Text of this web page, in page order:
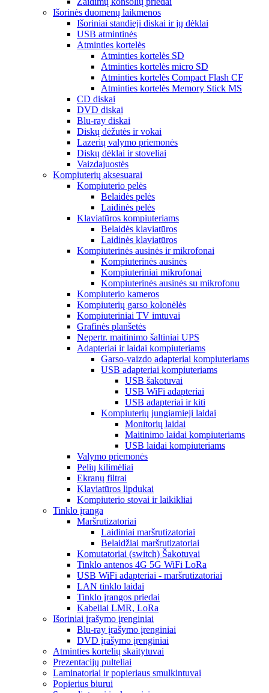
Išorinės duomenų laikmenos
Išoriniai standieji diskai ir jų dėklai
USB atmintinės
Atminties kortelės
Atminties kortelės SD
Atminties kortelės micro SD
Atminties kortelės Compact Flash CF
Atminties kortelės Memory Stick MS
CD diskai
DVD diskai
Blu-ray diskai
Diskų dėžutės ir vokai
Lazerių valymo priemonės
Diskų dėklai ir stoveliai
Vaizdajuostės
Kompiuterių aksesuarai
Kompiuterio pelės
Belaidės pelės
Laidinės pelės
Klaviatūros kompiuteriams
Belaidės klaviatūros
Laidinės klaviatūros
Kompiuterinės ausinės ir mikrofonai
Kompiuterinės ausinės
Kompiuteriniai mikrofonai
Kompiuterinės ausinės su mikrofonu
Kompiuterio kameros
Kompiuterių garso kolonėlės
Kompiuteriniai TV imtuvai
Grafinės planšetės
Nepertr. maitinimo šaltiniai UPS
Adapteriai ir laidai kompiuteriams
Garso-vaizdo adapteriai kompiuteriams
USB adapteriai kompiuteriams
USB šakotuvai
USB WiFi adapteriai
USB adapteriai ir kiti
Kompiuterių jungiamieji laidai
Monitorių laidai
Maitinimo laidai kompiuteriams
USB laidai kompiuteriams
Valymo priemonės
Pelių kilimėliai
Ekranų filtrai
Klaviatūros lipdukai
Kompiuterio stovai ir laikikliai
Tinklo įranga
Maršrutizatoriai
Laidiniai maršrutizatoriai
Belaidžiai maršrutizatoriai
Komutatoriai (switch) Šakotuvai
Tinklo antenos 4G 5G WiFi LoRa
USB WiFi adapteriai - maršrutizatoriai
LAN tinklo laidai
Tinklo įrangos priedai
Kabeliai LMR, LoRa
Išoriniai įrašymo įrenginiai
Blu-ray įrašymo įrenginiai
DVD įrašymo įrenginiai
Atminties kortelių skaitytuvai
Prezentacijų pulteliai
Laminatoriai ir popieriaus smulkintuvai
Popierius biurui